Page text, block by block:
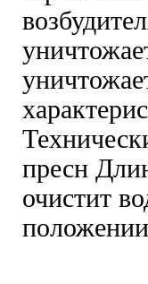
пресн
очистит